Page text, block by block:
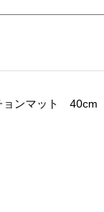
ョンマット 40cm